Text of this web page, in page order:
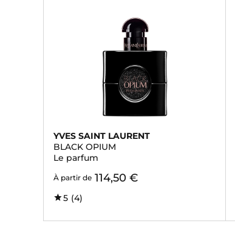
YVES SAINT LAURENT
BLACK OPIUM
Le parfum
À partir de 114,50 €
5 (4)